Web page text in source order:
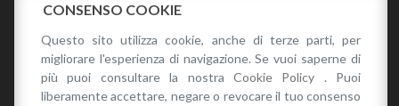
+39 328 441 3979
P.I. 04035400243
PRIVACY POLICY
CONSENSO COOKIE
Questo sito utilizza cookie, anche di terze parti, per
migliorare l'esperienza di navigazione. Se vuoi saperne di
più puoi consultare la nostra Cookie Policy . Puoi
liberamente accettare, negare o revocare il tuo consenso